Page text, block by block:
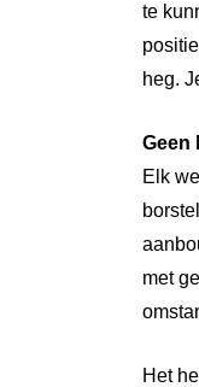
te
heg.
Geen
Elk
met
Het